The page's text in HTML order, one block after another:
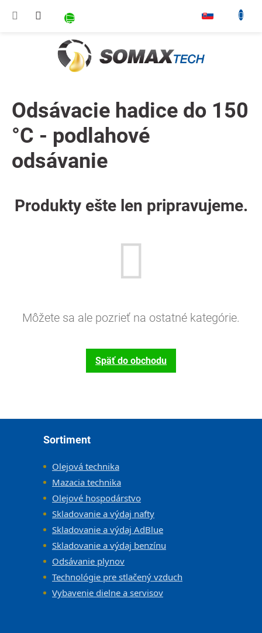
NÁKUPNÝ KOŠÍK
Odsávacie hadice do 150
°C - podlahové
odsávanie
Produkty ešte len pripravujeme.
Môžete sa ale pozrieť na ostatné kategórie.
Späť do obchodu
Sortiment
Olejová technika
Mazacia technika
Olejové hospodárstvo
Skladovanie a výdaj nafty
Skladovanie a výdaj AdBlue
Skladovanie a výdaj benzínu
Odsávanie plynov
Technológie pre stlačený vzduch
Vybavenie dielne a servisov